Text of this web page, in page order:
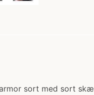
sort med sort